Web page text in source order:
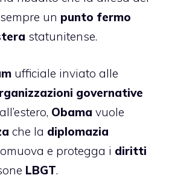
un punto fermo
statunitense.
ufficiale inviato alle
governative
Obama vuole
che la diplomazia
e protegga i diritti
LBGT.